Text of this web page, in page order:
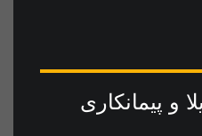
و پیمانکاری